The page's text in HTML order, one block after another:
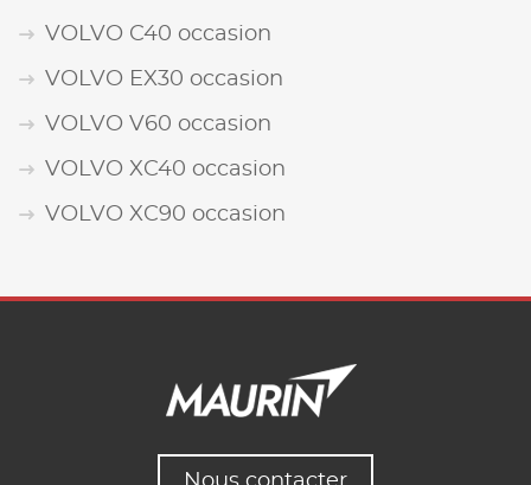
VOLVO C40 occasion
VOLVO EX30 occasion
VOLVO V60 occasion
VOLVO XC40 occasion
VOLVO XC90 occasion